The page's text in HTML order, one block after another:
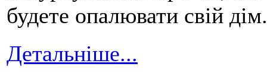
будете опалювати свій дiм.
Детальніше...